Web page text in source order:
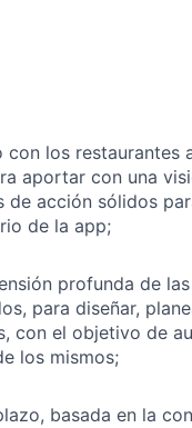
los restaurantes
aportar con una
de acción sólidos
de la app;
profunda de
para diseñar,
con el objetivo de
los mismos;
basada en la